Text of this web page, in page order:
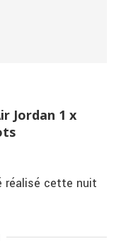
Jordan 1 x
réalisé cette nuit